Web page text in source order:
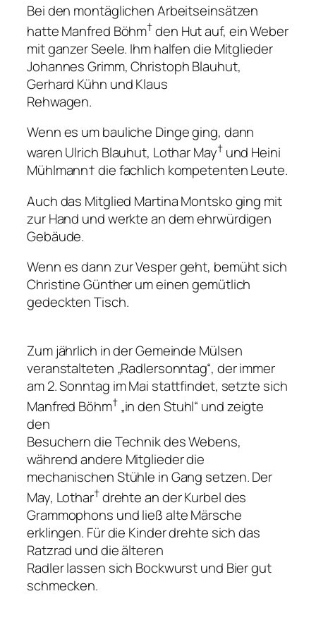
Bei den montäglichen Arbeitseinsätzen
hatte Manfred Böhm†den Hut auf, ein Weber
mit ganzer Seele. Ihm halfen die Mitglieder
Johannes Grimm, Christoph Blauhut,
Gerhard Kühn und Klaus
Rehwagen.
Wenn es um bauliche Dinge ging, dann
waren Ulrich Blauhut, Lothar May†und Heini
Mühlmann† die fachlich kompetenten Leute.
Auch das Mitglied Martina Montsko ging mit
zur Hand und werkte an dem ehrwürdigen
Gebäude.
Wenn es dann zur Vesper geht, bemüht sich
Christine Günther um einen gemütlich
gedeckten Tisch.
Zum jährlich in der Gemeinde Mülsen
veranstalteten „Radlersonntag“, der immer
am 2. Sonntag im Mai stattfindet, setzte sich
Manfred Böhm†„in den Stuhl“ und zeigte
den
Besuchern die Technik des Webens,
während andere Mitglieder die
mechanischen Stühle in Gang setzen. Der
May, Lothar†drehte an der Kurbel des
Grammophons und ließ alte Märsche
erklingen. Für die Kinder drehte sich das
Ratzrad und die älteren
Radler lassen sich Bockwurst und Bier gut
schmecken.